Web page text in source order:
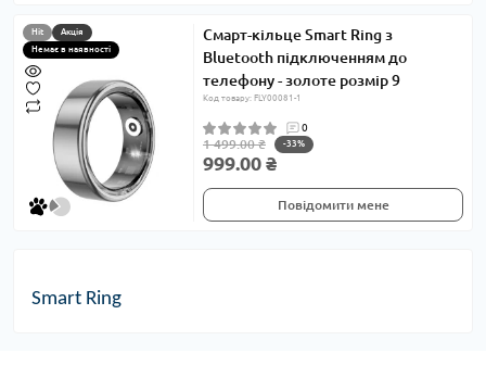
Hit
Акція
Немає в наявності
Смарт-кільце Smart Ring з
Bluetooth підключенням до
телефону - золоте розмір 9
Код товару: FLY00081-1
0
1 499.00 ₴ -33%
999.00 ₴
Повідомити мене
Smart Ring